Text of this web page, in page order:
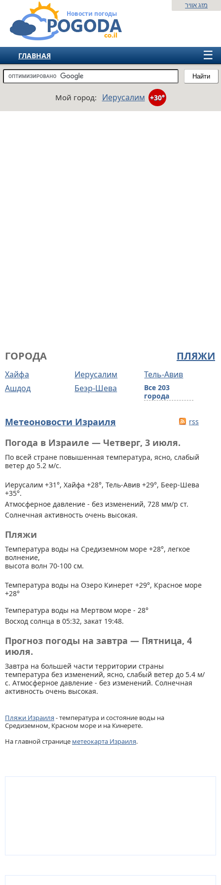
Новости погоды
Найти
מזג אוויר
☰
ГЛАВНАЯ
ИЗРАИЛЬ
ЕВРОПА
Мой город: Иерусалим +30°
ПЛЯЖИ
ГОРОДА
Хайфа Иерусалим
Тель-Авив
Ашдод
Беэр-Шева
Все 203
города
Метеоновости Израиля rss
Погода в Израиле — Четверг, 3 июля.
По всей стране повышенная температура, ясно, слабый
ветер до 5.2 м/с.
Иерусалим +31°, Хайфа +28°, Тель-Авив +29°, Беер-Шева
+35°.
Атмосферное давление - без изменений, 728 мм/р ст.
Солнечная активность очень высокая.
Пляжи
Температура воды на Средиземном море +28°, легкое
волнение,
высота волн 70-100 см.
Температура воды на Озеро Кинерет +29°, Красное море
+28°
Температура воды на Мертвом море - 28°
Восход солнца в 05:32, закат 19:48.
Прогноз погоды на завтра — Пятница, 4
июля.
Завтра на большей части территории страны
температура без изменений, ясно, слабый ветер до 5.4 м/
с. Атмосферное давление - без изменений. Солнечная
активность очень высокая.
Пляжи Израиля- температура и состояние воды на
Средиземном, Красном море и на Кинерете.
На главной странице метеокарта Израиля.